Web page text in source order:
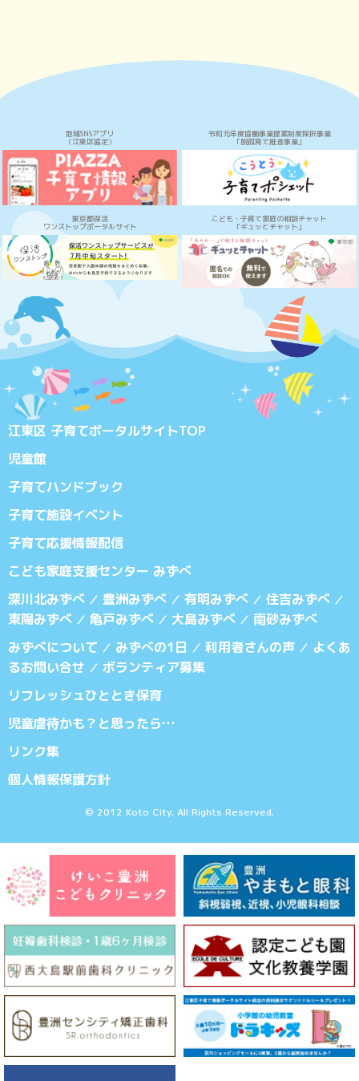
地域SNSアプリ
（江東区協定）
令和元年度協働事業提案制度採択事業
「脱孤育て推進事業」
東京都保活
ワンストップポータルサイト
こども・子育て家庭の相談チャット
「ギュッとチャット」
江東区 子育てポータルサイトTOP
児童館
子育てハンドブック
子育て施設イベント
子育て応援情報配信
こども家庭支援センター みずべ
深川北みずべ ／ 豊洲みずべ ／ 有明みずべ ／ 住吉みずべ ／
東陽みずべ ／ 亀戸みずべ ／ 大島みずべ ／ 南砂みずべ
みずべについて ／ みずべの1日 ／ 利用者さんの声 ／ よくあ
るお問い合せ ／ ボランティア募集
リフレッシュひととき保育
児童虐待かも？と思ったら…
リンク集
個人情報保護方針
© 2012 Koto City. All Rights Reserved.